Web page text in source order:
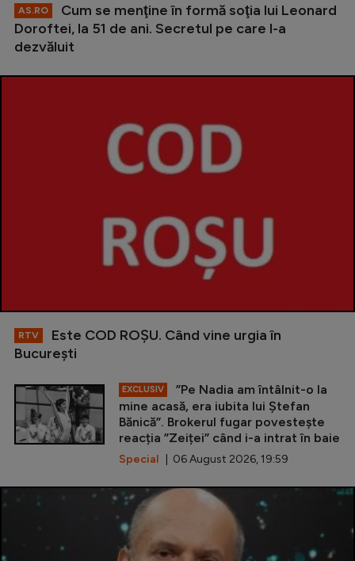
AS.RO
Cum se menţine în formă soţia lui Leonard
Doroftei, la 51 de ani. Secretul pe care l-a
dezvăluit
RTV
Este COD ROŞU. Când vine urgia în
Bucureşti
EXCLUSIV
”Pe Nadia am întâlnit-o la
mine acasă, era iubita lui Ștefan
Bănică”. Brokerul fugar povestește
reacția ”Zeiței” când i-a intrat în baie
Special | 06 August 2026, 19:59